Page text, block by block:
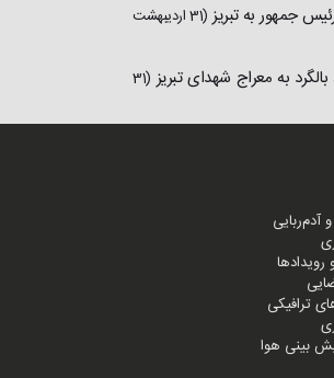
جمهور به تبریز
(31 اردیبهشت
به معراج شهدای تبریز (31
آدم‌ربایی
رویدادها
ترافیکی
بینی هوا